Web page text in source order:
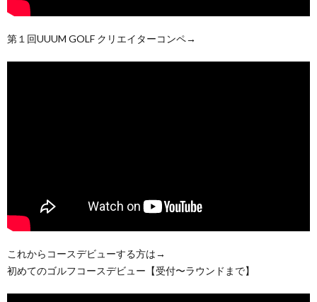
第１回UUUM GOLF クリエイターコンペ→
これからコースデビューする方は→
初めてのゴルフコースデビュー【受付〜ラウンドまで】